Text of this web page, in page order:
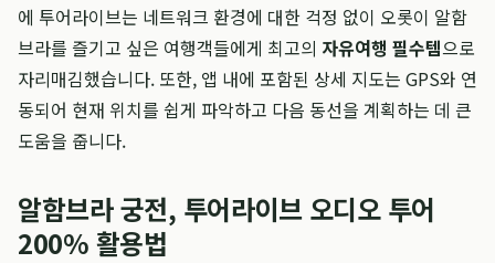
에 투어라이브는 네트워크 환경에 대한 걱정 없이 오롯이 알함
브라를 즐기고 싶은 여행객들에게 최고의 자유여행 필수템으로
자리매김했습니다. 또한, 앱 내에 포함된 상세 지도는 GPS와 연
동되어 현재 위치를 쉽게 파악하고 다음 동선을 계획하는 데 큰
도움을 줍니다.
알함브라 궁전, 투어라이브 오디오 투어
200% 활용법